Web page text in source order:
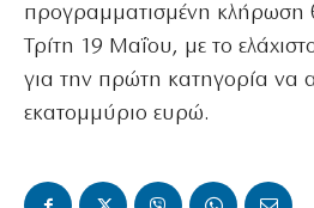
προγραμματισμένη κλήρωση
Τρίτη 19 Μαΐου, με το
για την πρώτη κατηγορία να
εκατομμύριο ευρώ.